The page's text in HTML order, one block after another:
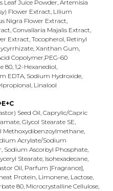
Leaf Juice Powder, Artemisia
Flower Extract, Lilium
Nigra Flower Extract,
Convallaria Majalis Extract,
Extract, Tocopherol, Retinyl
Xanthan Gum,
Copolymer,PEG-60
80, 1,2-Hexanediol,
EDTA, Sodium Hydroxide,
Linalool
Seed Oil, Caprylic/Capric
Glycol Stearate SE,
Methoxydibenzoylmethane,
Acrylate/Sodium
Sodium Ascorbyl Phosphate,
Stearate, Isohexadecane,
Oil, Parfum [Fragrance],
Protein, Limonene, Lactose,
80, Microcrystalline Cellulose,